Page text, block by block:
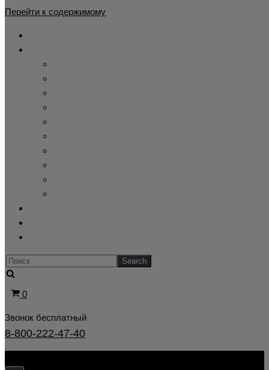
Перейти к содержимому
Искать...
Корзина
0
Звонок бесплатный
8-800-222-47-40